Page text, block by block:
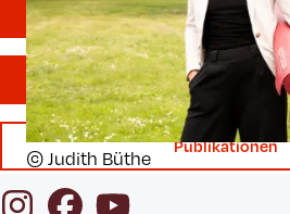
YogalehrerIn
Mitgliedschaft
Publikationen
InstagramFacebook
YouTube
© Judith Büthe